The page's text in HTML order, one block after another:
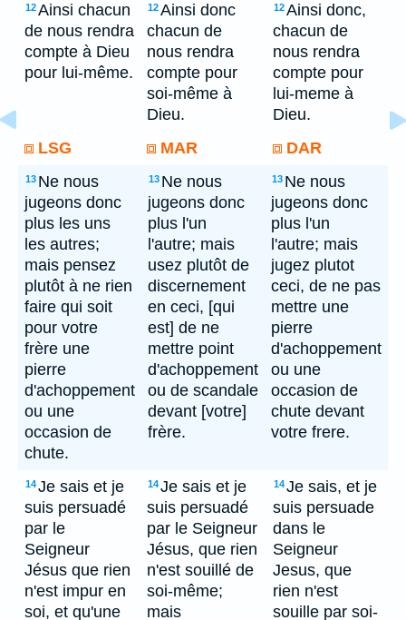
12Ainsi chacun
de nous rendra
compte à Dieu
pour lui-même.
12Ainsi donc
chacun de
nous rendra
compte pour
soi-même à
Dieu.
12Ainsi donc,
chacun de
nous rendra
compte pour
lui-meme à
Dieu.
LSG
MAR DAR
13 Ne nous
jugeons donc
plus les uns
les autres;
mais pensez
plutôt à ne rien
faire qui soit
pour votre
frère une
pierre
d'achoppement
ou une
occasion de
chute.
13 Ne nous
jugeons donc
plus l'un
l'autre; mais
usez plutôt de
discernement
en ceci, [qui
est] de ne
mettre point
d'achoppement
ou de scandale
devant [votre]
frère.
13 Ne nous
jugeons donc
plus l'un
l'autre; mais
jugez plutot
ceci, de ne pas
mettre une
pierre
d'achoppement
ou une
occasion de
chute devant
votre frere.
14Je sais et je
suis persuadé
par le
Seigneur
Jésus que rien
n'est impur en
soi, et qu'une
14Je sais et je
suis persuadé
par le Seigneur
Jésus, que rien
n'est souillé de
soi-même;
mais
14Je sais, et je
suis persuade
dans le
Seigneur
Jesus, que
rien n'est
souille par soi-